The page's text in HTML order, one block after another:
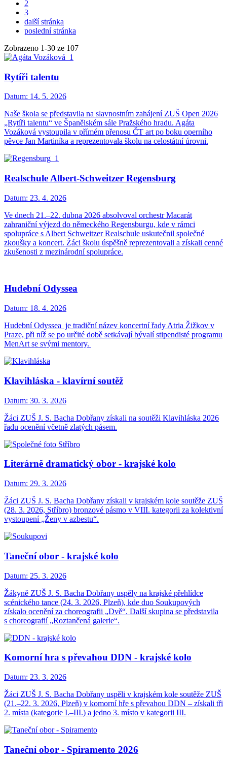
2
3
další stránka
poslední stránka
Zobrazeno 1-30 ze 107
Rytíři talentu
Datum: 14. 5. 2026
Naše škola se představila na slavnostním zahájení ZUŠ Open 2026
„Rytíři talentu“ ve Španělském sále Pražského hradu. Agáta
Vozáková vystoupila v přímém přenosu ČT art po boku operního
pěvce Jan Martiníka a reprezentovala školu na celostátní úrovni.
Realschule Albert-Schweitzer Regensburg
Datum: 23. 4. 2026
Ve dnech 21.–22. dubna 2026 absolvoval orchestr Macarát
zahraniční výjezd do německého Regensburgu, kde v rámci
spolupráce s Albert Schweitzer Realschule uskutečnil společné
zkoušky a koncert. Žáci školu úspěšně reprezentovali a získali cenné
zkušenosti z mezinárodní spolupráce.
Hudební Odyssea
Datum: 18. 4. 2026
Hudební Odyssea je tradiční název koncertní řady Atria Žižkov v
Praze, při níž se po určité době setkávají bývalí stipendisté programu
MenArt se svými mentory.
Klavihláska - klavírní soutěž
Datum: 30. 3. 2026
Žáci ZUŠ J. S. Bacha Dobřany získali na soutěži Klavihláska 2026
řadu ocenění včetně zlatých pásem.
Literárně dramatický obor - krajské kolo
Datum: 29. 3. 2026
Žáci ZUŠ J. S. Bacha Dobřany získali v krajském kole soutěže ZUŠ
(28. 3. 2026, Stříbro) bronzové pásmo v VIII. kategorii za kolektivní
vystoupení „Ženy v azbestu“.
Taneční obor - krajské kolo
Datum: 25. 3. 2026
Žákyně ZUŠ J. S. Bacha Dobřany uspěly na krajské přehlídce
scénického tance (24. 3. 2026, Plzeň), kde duo Soukupových
získalo ocenění za choreografii „Dvě“. Další skupina se představila
s choreografií „Roztančená galerie“.
Komorní hra s převahou DDN - krajské kolo
Datum: 23. 3. 2026
Žáci ZUŠ J. S. Bacha Dobřany uspěli v krajském kole soutěže ZUŠ
(21.–22. 3. 2026, Plzeň) v komorní hře s převahou DDN – získali tři
2. místa (kategorie I.–III.) a jedno 3. místo v kategorii III.
Taneční obor - Spiramento 2026